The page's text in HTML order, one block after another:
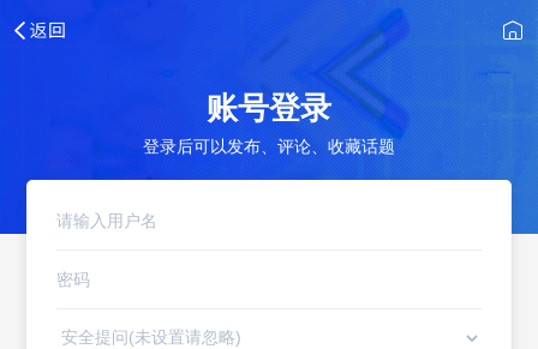
账号登录
登录后可以发布、评论、收藏话题